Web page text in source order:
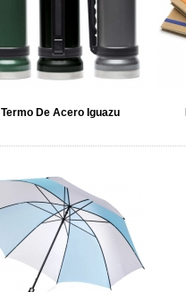
Termo De Acero Iguazu